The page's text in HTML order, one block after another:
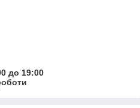
до 19:00